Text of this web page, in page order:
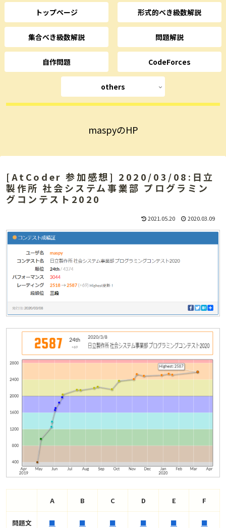
maspyのHP
トップページ 形式的べき級数解説
集合べき級数解説 問題解説
自作問題 CodeForces
others
[AtCoder 参加感想] 2020/03/08:日立
製作所 社会システム事業部 プログラミン
グコンテスト2020
2021.05.20 2020.03.09
A B C D E F
問題文 ■ ■ ■ ■ ■
■